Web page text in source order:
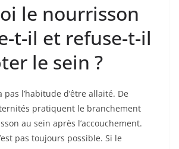
le nourrisson
t-il et refuse-t-il
le sein ?
pas l’habitude d’être allaité. De
pratiquent le branchement
au sein après l’accouchement.
pas toujours possible. Si le